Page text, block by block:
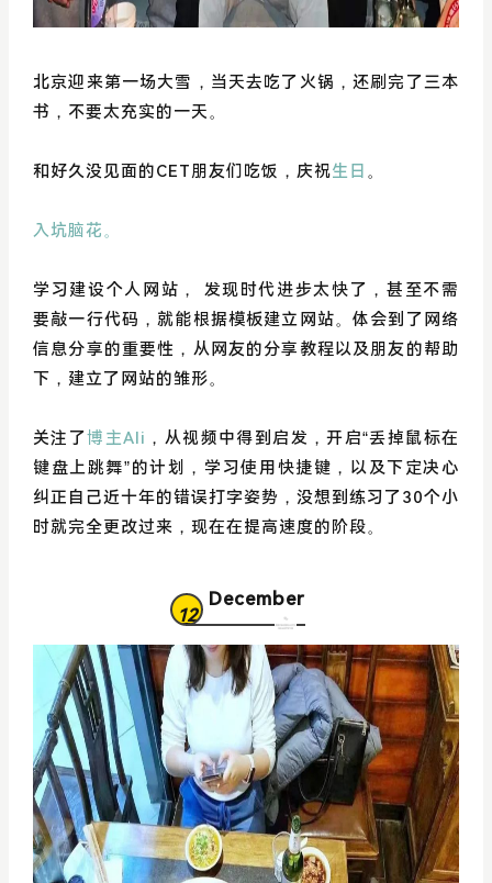
北京迎来第一场大雪，当天去吃了火锅，还刷完了三本
书，不要太充实的一天。
和好久没见面的CET朋友们吃饭，庆祝生日 。
入坑脑花。
学习建设个人网站， 发现时代进步太快了，甚至不需
要敲一行代码，就能根据模板建立网站。体会到了网络
信息分享的重要性，从网友的分享教程以及朋友的帮助
下，建立了网站的雏形。
关注了博主Ali ，从视频中得到启发，开启“丢掉鼠标在
键盘上跳舞”的计划，学习使用快捷键，以及下定决心
纠正自己近十年的错误打字姿势，没想到练习了30个小
时就完全更改过来，现在在提高速度的阶段。
December
12